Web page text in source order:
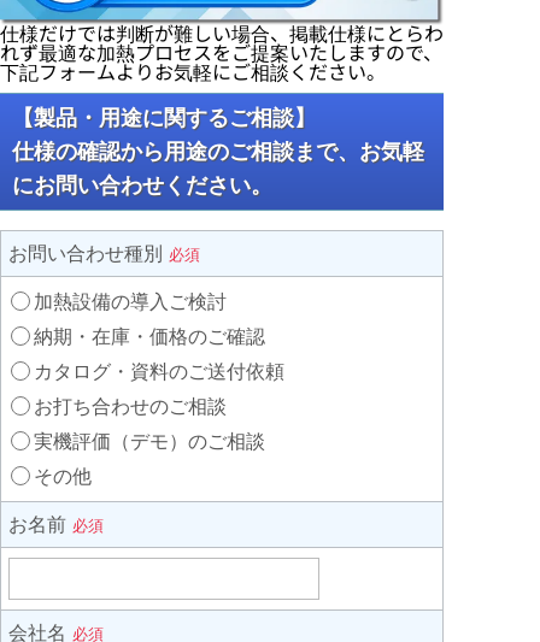
仕様だけでは判断が難しい場合、掲載仕様にとらわ
れず最適な加熱プロセスをご提案いたしますので、
下記フォームよりお気軽にご相談ください。